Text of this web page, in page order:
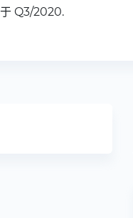
Q3/2020.